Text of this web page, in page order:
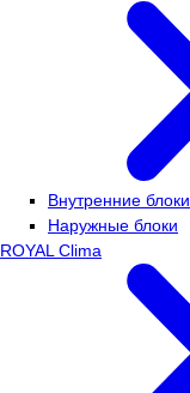
Внутренние блоки
Наружные блоки
ROYAL Clima